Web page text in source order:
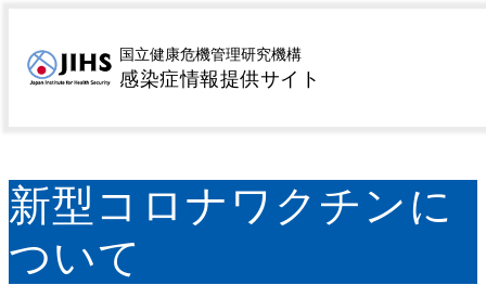
国立健康危機管理研究機構
感染症情報提供サイト
トップページ>感染症を探す>疾患名から探す
新型コロナウイルス感染症>新型コロナワクチンに
新型コロナワクチンに
ついて